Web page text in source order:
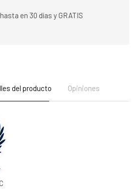
en 30 días y GRATIS
del producto Opiniones